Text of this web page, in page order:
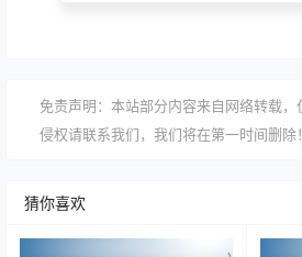
免责声明：本站部分内容来自网络转载
侵权请联系我们，我们将在第一时间删除！
猜你喜欢